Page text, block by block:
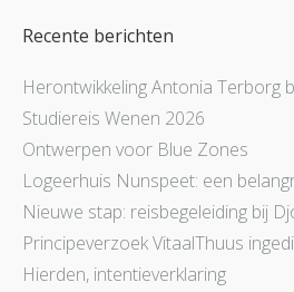
Recente berichten
Herontwikkeling Antonia Terborg
Studiereis Wenen 2026
Ontwerpen voor Blue Zones
Logeerhuis Nunspeet: een
Nieuwe stap: reisbegeleiding bij
Principeverzoek VitaalThuus
Hierden, intentieverklaring